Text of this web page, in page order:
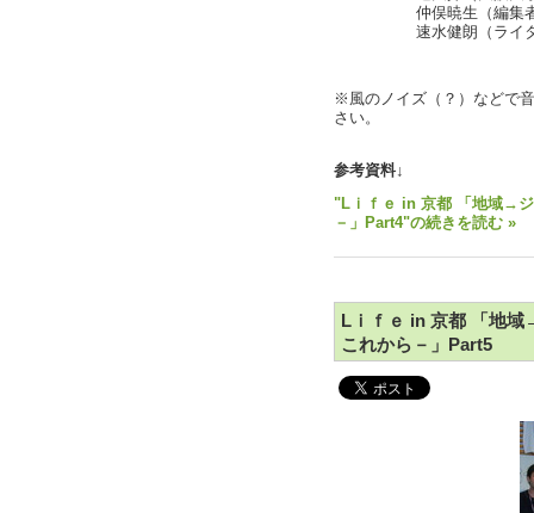
仲俣暁生（編集者，
速水健朗（ライター
※風のノイズ（？）などで
さい。
参考資料↓
"Lｉｆｅ in 京都 「地域→ジ
－」Part4"の続きを読む »
Lｉｆｅ in 京都 「地
これから－」Part5